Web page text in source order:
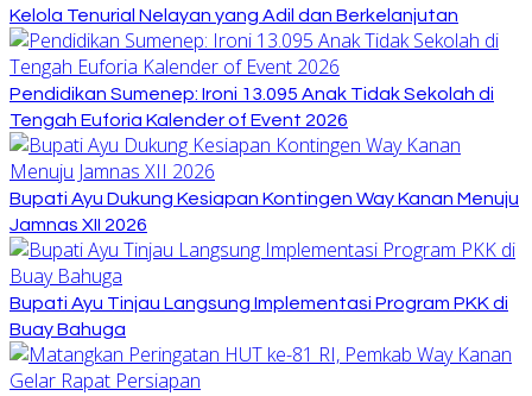
Kelola Tenurial Nelayan yang Adil dan Berkelanjutan
Pendidikan Sumenep: Ironi 13.095 Anak Tidak Sekolah di
Tengah Euforia Kalender of Event 2026
Bupati Ayu Dukung Kesiapan Kontingen Way Kanan Menuju
Jamnas XII 2026
Bupati Ayu Tinjau Langsung Implementasi Program PKK di
Buay Bahuga